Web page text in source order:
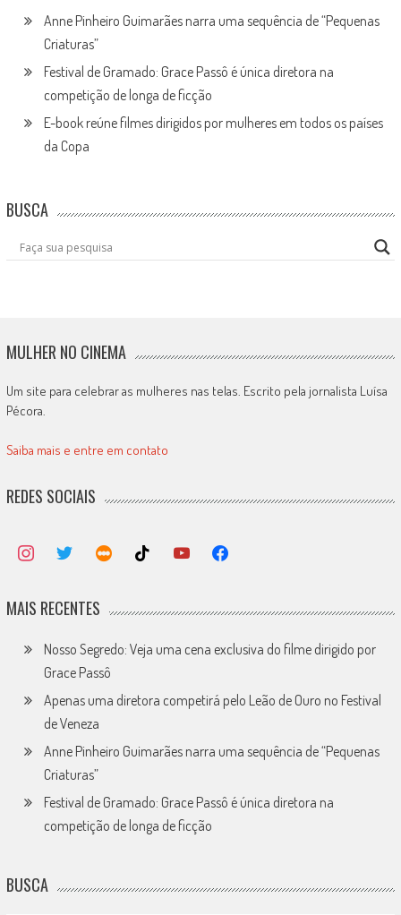
Anne Pinheiro Guimarães narra uma sequência de “Pequenas
Criaturas”
Festival de Gramado: Grace Passô é única diretora na
competição de longa de ficção
E-book reúne filmes dirigidos por mulheres em todos os países
da Copa
BUSCA
MULHER NO CINEMA
Um site para celebrar as mulheres nas telas. Escrito pela jornalista Luísa
Pécora.
Saiba mais e entre em contato
REDES SOCIAIS
MAIS RECENTES
Nosso Segredo: Veja uma cena exclusiva do filme dirigido por
Grace Passô
Apenas uma diretora competirá pelo Leão de Ouro no Festival
de Veneza
Anne Pinheiro Guimarães narra uma sequência de “Pequenas
Criaturas”
Festival de Gramado: Grace Passô é única diretora na
competição de longa de ficção
BUSCA